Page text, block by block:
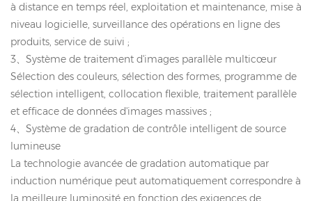
à distance en temps réel, exploitation et maintenance, mise à
niveau logicielle, surveillance des opérations en ligne des
produits, service de suivi ;
3、 Système de traitement d'images parallèle multicœur
Sélection des couleurs, sélection des formes, programme de
sélection intelligent, collocation flexible, traitement parallèle
et efficace de données d'images massives ;
4、 Système de gradation de contrôle intelligent de source
lumineuse
La technologie avancée de gradation automatique par
induction numérique peut automatiquement correspondre à
la meilleure luminosité en fonction des exigences de